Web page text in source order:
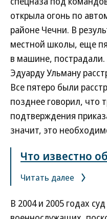
открыла огонь по
районе Чечни. В
местной школы, еще
в машине,
Эдуарду Ульману
Все пятеро были
позднее говорил, что
подтверждения
значит, это
Что известно
Читать далее
В 2004 и 2005 годах